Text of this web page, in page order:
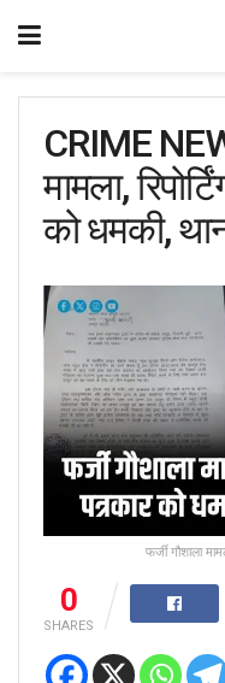
CRIME
मामला,
को धमकी,
फर्जी गौशाला
0
SHARES